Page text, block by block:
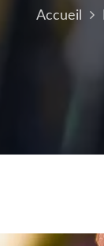
Accueil